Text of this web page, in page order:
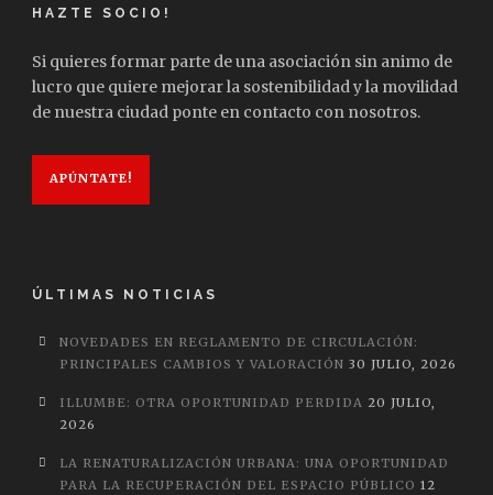
HAZTE SOCIO!
Si quieres formar parte de una asociación sin animo de
lucro que quiere mejorar la sostenibilidad y la movilidad
de nuestra ciudad ponte en contacto con nosotros.
APÚNTATE!
ÚLTIMAS NOTICIAS
NOVEDADES EN REGLAMENTO DE CIRCULACIÓN:
PRINCIPALES CAMBIOS Y VALORACIÓN 30 JULIO, 2026
ILLUMBE: OTRA OPORTUNIDAD PERDIDA 20 JULIO,
2026
LA RENATURALIZACIÓN URBANA: UNA OPORTUNIDAD
PARA LA RECUPERACIÓN DEL ESPACIO PÚBLICO 12